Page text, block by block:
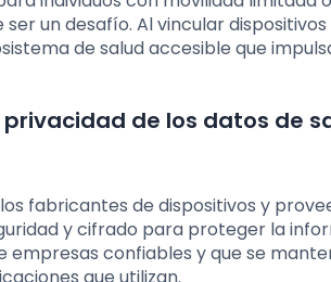
un desafío. Al vincular
de salud accesible que
de los datos de
fabricantes de dispositivos y
y cifrado para proteger la
empresas confiables y que se
que utilizan.